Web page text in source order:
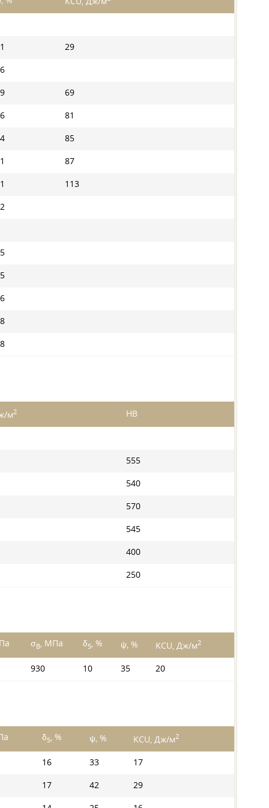
29
69
81
85
87
113
м2 HB
555
540
570
545
400
250
σB, МПа δ5, % ψ, % KCU, Дж/м2
930 10 35 20
δ5, % ψ, % KCU, Дж/м2
16 33 17
17 42 29